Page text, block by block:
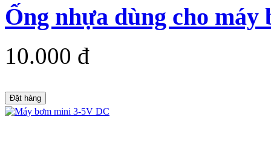
Ống nhựa dùng cho
10.000 đ
Đặt hàng